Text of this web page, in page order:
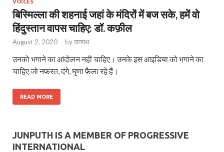
VOICES
बिस्मिल्ला की शहनाई जहां के मंदिरों में बज सके, हमें वो
हिंदुस्तान वापस चाहिए: डॉ. कफ़ील
August 2, 2020 - byजनपथ
उनको भगाने का आंदोलन नहीं चाहिए। उनके इस आइडिया को भगाने का
चाहिए जो नफरत, दंगे, घृणा फ़ैला रहे हैं।
READ MORE
JUNPUTH IS A MEMBER OF PROGRESSIVE
INTERNATIONAL